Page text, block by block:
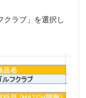
クラブ」を選択し